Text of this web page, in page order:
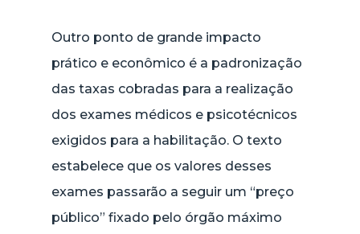
Outro ponto de grande impacto
prático e econômico é a padronização
das taxas cobradas para a realização
dos exames médicos e psicotécnicos
exigidos para a habilitação. O texto
estabelece que os valores desses
exames passarão a seguir um “preço
público” fixado pelo órgão máximo